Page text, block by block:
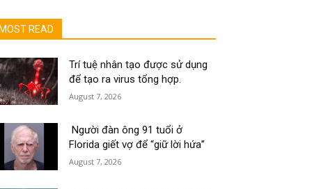
MOST READ
Trí tuệ nhân tạo được sử dụng
để tạo ra virus tổng hợp.
August 7, 2026
Người đàn ông 91 tuổi ở
Florida giết vợ để “giữ lời hứa”
August 7, 2026